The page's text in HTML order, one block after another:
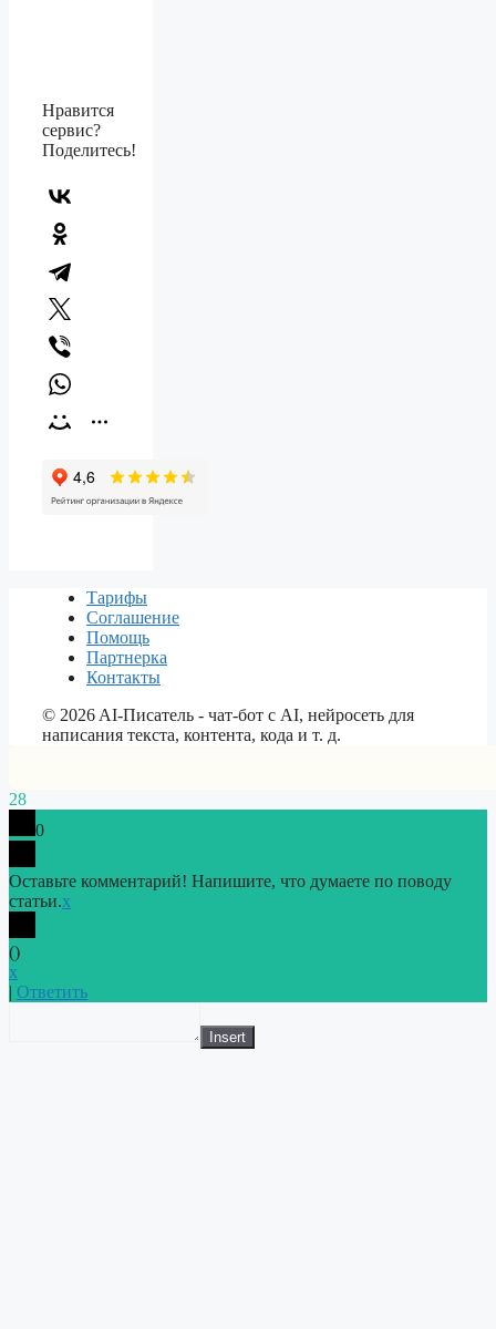
Нравится
сервис?
Поделитесь!
Тарифы
Соглашение
Помощь
Партнерка
Контакты
© 2026AI-Писатель - чат-бот с AI, нейросеть для
написания текста, контента, кода и т. д.
28
0
Оставьте комментарий! Напишите, что думаете по поводу
статьи.x
()
x
Ответить
Insert